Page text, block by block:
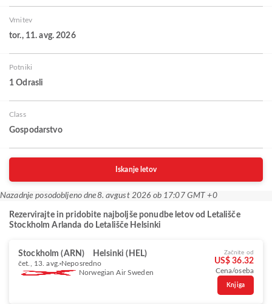
Vrnitev
tor., 11. avg. 2026
Potniki
1 Odrasli
Class
Gospodarstvo
Iskanje letov
Nazadnje posodobljeno dne8. avgust 2026 ob 17:07 GMT +0
Rezervirajte in pridobite najboljše ponudbe letov od Letališče
Stockholm Arlanda do Letališče Helsinki
Stockholm (ARN) Helsinki (HEL)
čet., 13. avg. Neposredno
Norwegian Air Sweden
Začnite od
US$ 36.32
Cena/oseba
Knjiga